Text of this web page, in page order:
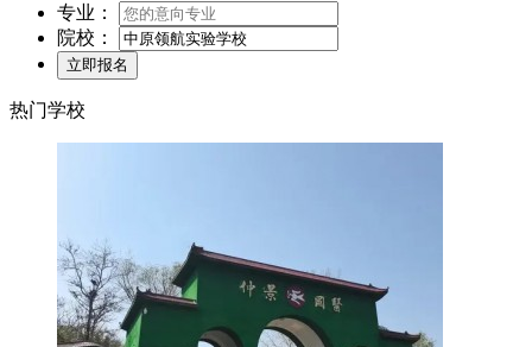
专业：
院校：
热门学校